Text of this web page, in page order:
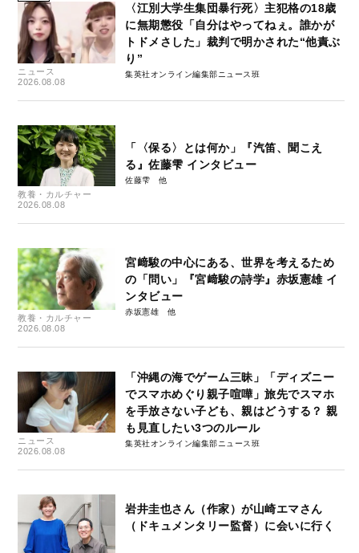
ニュース
2026.08.08
〈江別大学生集団暴行死〉主犯格の18歳
に無期懲役「自分はやってねぇ。誰かが
トドメさした」裁判で明かされた“他責ぶ
り”
集英社オンライン編集部ニュース班
教養・カルチャー
2026.08.08
「〈保る〉とは何か」『汽笛、聞こえ
る』佐藤雫 インタビュー
佐藤雫
教養・カルチャー
2026.08.08
宮﨑駿の中心にある、世界を考えるため
の「問い」『宮﨑駿の詩学』赤坂憲雄 イ
ンタビュー
赤坂憲雄
ニュース
2026.08.08
「沖縄の海でゲーム三昧」「ディズニー
でスマホめぐり親子喧嘩」旅先でスマホ
を手放さない子ども、親はどうする？ 親
も見直したい3つのルール
集英社オンライン編集部ニュース班
岩井圭也さん（作家）が山崎エマさん
（ドキュメンタリー監督）に会いに行く